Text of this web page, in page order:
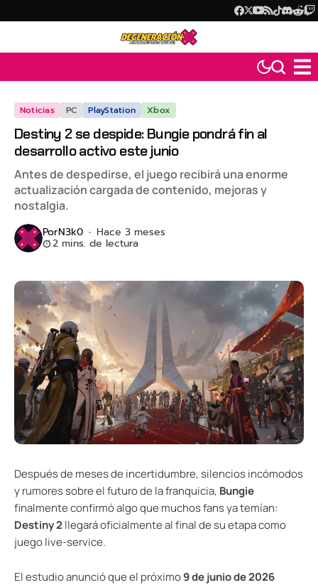
Noticias PC PlayStation Xbox
Destiny 2 se despide: Bungie pondrá fin al
desarrollo activo este junio
Antes de despedirse, el juego recibirá una enorme
actualización cargada de contenido, mejoras y
nostalgia.
PorN3k0 Hace 3 meses
2 mins. de lectura
Después de meses de incertidumbre, silencios incómodos
y rumores sobre el futuro de la franquicia, Bungie
finalmente confirmó algo que muchos fans ya temían:
Destiny 2llegará oficialmente al final de su etapa como
juego live-service.
El estudio anunció que el próximo9 de junio de 2026